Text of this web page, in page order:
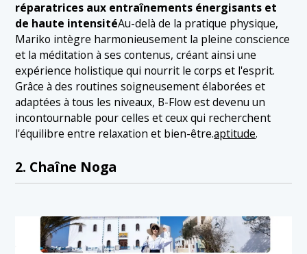
réparatrices aux entraînements énergisants et
de haute intensitéAu-delà de la pratique physique,
Mariko intègre harmonieusement la pleine conscience
et la méditation à ses contenus, créant ainsi une
expérience holistique qui nourrit le corps et l'esprit.
Grâce à des routines soigneusement élaborées et
adaptées à tous les niveaux, B-Flow est devenu un
incontournable pour celles et ceux qui recherchent
l'équilibre entre relaxation et bien-être.aptitude.
2. Chaîne Noga